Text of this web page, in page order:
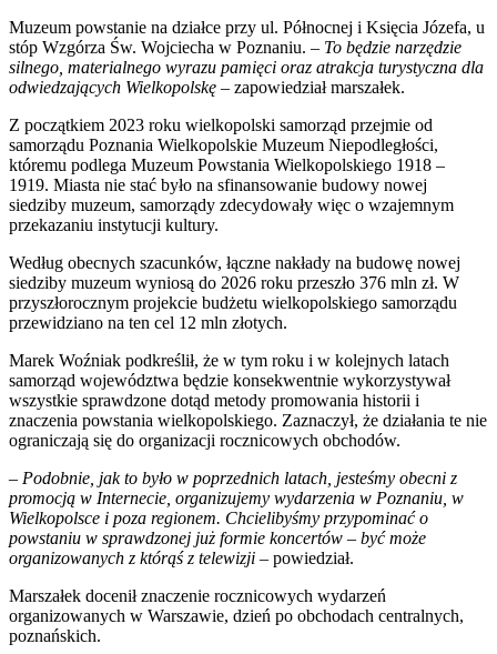
Muzeum powstanie na działce przy ul. Północnej i Księcia Józefa, u
stóp Wzgórza Św. Wojciecha w Poznaniu. – To będzie narzędzie
silnego, materialnego wyrazu pamięci oraz atrakcja turystyczna dla
odwiedzających Wielkopolskę – zapowiedział marszałek.
Z początkiem 2023 roku wielkopolski samorząd przejmie od
samorządu Poznania Wielkopolskie Muzeum Niepodległości,
któremu podlega Muzeum Powstania Wielkopolskiego 1918 –
1919. Miasta nie stać było na sfinansowanie budowy nowej
siedziby muzeum, samorządy zdecydowały więc o wzajemnym
przekazaniu instytucji kultury.
Według obecnych szacunków, łączne nakłady na budowę nowej
siedziby muzeum wyniosą do 2026 roku przeszło 376 mln zł. W
przyszłorocznym projekcie budżetu wielkopolskiego samorządu
przewidziano na ten cel 12 mln złotych.
Marek Woźniak podkreślił, że w tym roku i w kolejnych latach
samorząd województwa będzie konsekwentnie wykorzystywał
wszystkie sprawdzone dotąd metody promowania historii i
znaczenia powstania wielkopolskiego. Zaznaczył, że działania te nie
ograniczają się do organizacji rocznicowych obchodów.
– Podobnie, jak to było w poprzednich latach, jesteśmy obecni z
promocją w Internecie, organizujemy wydarzenia w Poznaniu, w
Wielkopolsce i poza regionem. Chcielibyśmy przypominać o
powstaniu w sprawdzonej już formie koncertów – być może
organizowanych z którąś z telewizji – powiedział.
Marszałek docenił znaczenie rocznicowych wydarzeń
organizowanych w Warszawie, dzień po obchodach centralnych,
poznańskich.